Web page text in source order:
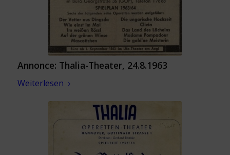
Annonce: Thalia-Theater, 24.8.1963
Weiterlesen